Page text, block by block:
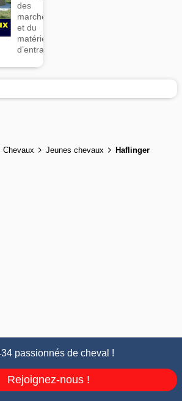
des
marcheurs
et du
matériel
d’entrainement
Chevaux Jeunes chevaux Haflinger
passionnés de cheval !
Rejoignez-nous !